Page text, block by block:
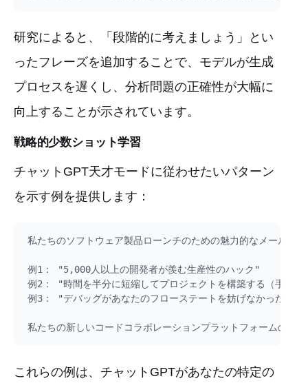
研究によると、「段階的に考えましょう」とい
ったフレーズを追加することで、モデルが生成
プロセスを遅くし、分析問題の正確性が大幅に
向上することが示されています。
戦略的少数ショット学習
チャットGPT天才モードに従わせたいパターン
を示す例を提供します：
私たちのソフトウェア製品ローンチのための魅力的なメールの
例1： "5,000人以上の開発者が羨む生産性のハック"
例2： "時間を半分に短縮してプロジェクトを構築する（手抜き
例3： "デバッグがあなたのフローステートを妨げなかったらど
これらの例は、チャットGPTがあなたの特定の